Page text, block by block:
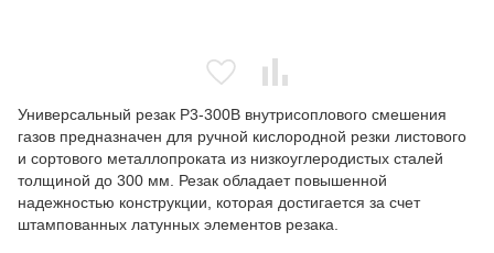
Универсальный резак Р3-300В внутрисоплового смешения
газов предназначен для ручной кислородной резки листового
и сортового металлопроката из низкоуглеродистых сталей
толщиной до 300 мм. Резак обладает повышенной
надежностью конструкции, которая достигается за счет
штампованных латунных элементов резака.